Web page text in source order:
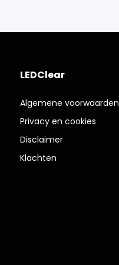
LEDClear
Algemene voorwaarden
Privacy en cookies
Disclaimer
Klachten